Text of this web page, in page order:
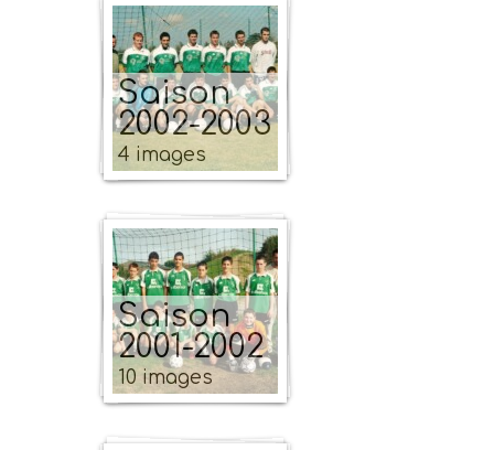
Saison
2002-2003
4 images
Saison
2001-2002
10 images